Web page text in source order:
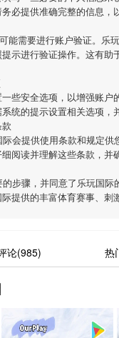
必提供准确完整的信息，
能需要进行账户验证。 乐
示进行验证操作。这有
些安全选项，以增强账
统的提示设置相关选项，
际会提供使用条款和规定供
阅读并理解这些条款，并
步骤，并同意了 乐玩国际
际提供的丰富体育赛事、刺
论(985) 热